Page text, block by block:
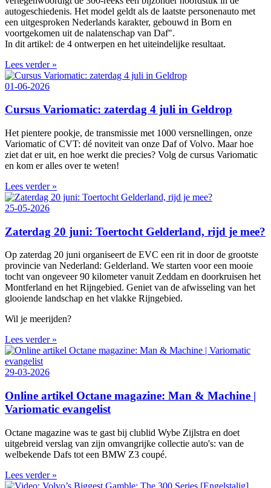
autogeschiedenis. Het model geldt als de laatste personenauto met
een uitgesproken Nederlands karakter, gebouwd in Born en
voortgekomen uit de nalatenschap van Daf".
In dit artikel: de 4 ontwerpen en het uiteindelijke resultaat.
Lees verder »
01-06-2026
Cursus Variomatic: zaterdag 4 juli in Geldrop
Het pientere pookje, de transmissie met 1000 versnellingen, onze
Variomatic of CVT: dé noviteit van onze Daf of Volvo. Maar hoe
ziet dat er uit, en hoe werkt die precies? Volg de cursus Variomatic
en kom er alles over te weten!
Lees verder »
25-05-2026
Zaterdag 20 juni: Toertocht Gelderland, rijd je mee?
Op zaterdag 20 juni organiseert de EVC een rit in door de grootste
provincie van Nederland: Gelderland. We starten voor een mooie
tocht van ongeveer 90 kilometer vanuit Zeddam en doorkruisen het
Montferland en het Rijngebied. Geniet van de afwisseling van het
glooiende landschap en het vlakke Rijngebied.
Wil je meerijden?
Lees verder »
29-03-2026
Online artikel Octane magazine: Man & Machine |
Variomatic evangelist
Octane magazine was te gast bij clublid Wybe Zijlstra en doet
uitgebreid verslag van zijn omvangrijke collectie auto's: van de
welbekende Dafs tot een BMW Z3 coupé.
Lees verder »